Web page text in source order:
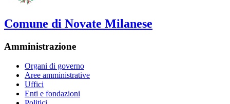
Comune di Novate Milanese
Amministrazione
Organi di governo
Aree amministrative
Uffici
Enti e fondazioni